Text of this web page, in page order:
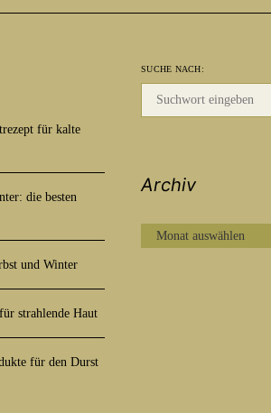
für kalte
die besten
und Winter
strahlende Haut
für den Durst
SUCHE NACH:
Archiv
ARCHIV